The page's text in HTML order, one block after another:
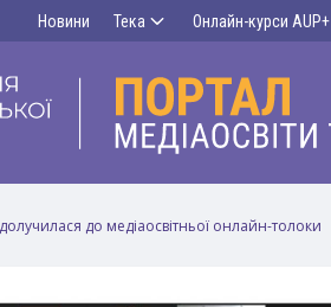
Новини Тека Онлайн-курси AUP+
до медіаосвітньої онлайн-толоки